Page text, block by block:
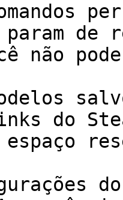
de
não
do
espaço